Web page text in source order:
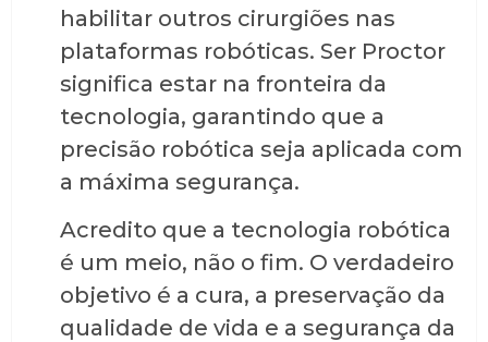
habilitar outros cirurgiões nas
plataformas robóticas. Ser Proctor
significa estar na fronteira da
tecnologia, garantindo que a
precisão robótica seja aplicada com
a máxima segurança.
Acredito que a tecnologia robótica
é um meio, não o fim. O verdadeiro
objetivo é a cura, a preservação da
qualidade de vida e a segurança da